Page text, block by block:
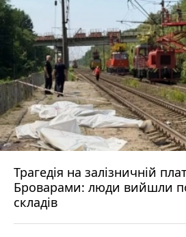
Трагедія на залізничній
Броварами: люди вийшли по
складів